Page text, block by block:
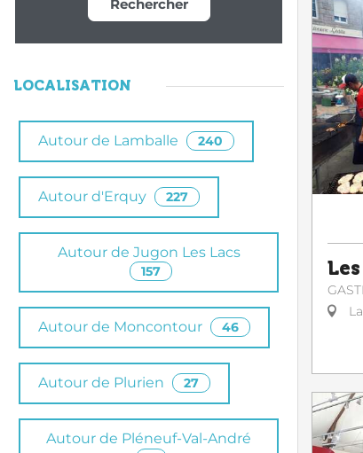
Rechercher
LOCALISATION
Autour de Lamballe 240
Autour d'Erquy 227
Autour de Jugon Les Lacs
157
Autour de Moncontour 46
Autour de Plurien 27
Autour de Pléneuf-Val-André